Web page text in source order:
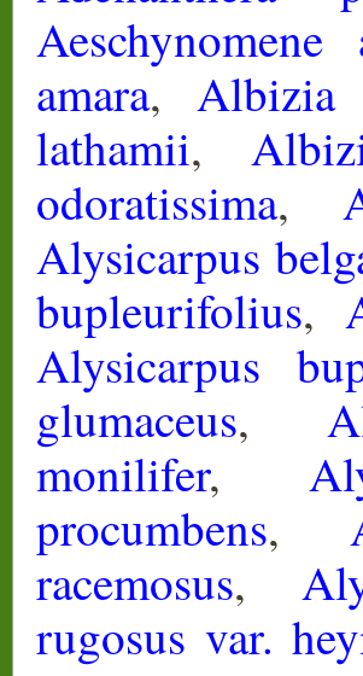
Aeschynomene
amara,Albizia
lathamii,
odoratissima,
Alysicarpus
bupleurifolius,
Alysicarpus
glumaceus,
monilifer,
procumbens,
racemosus,
rugosus var.